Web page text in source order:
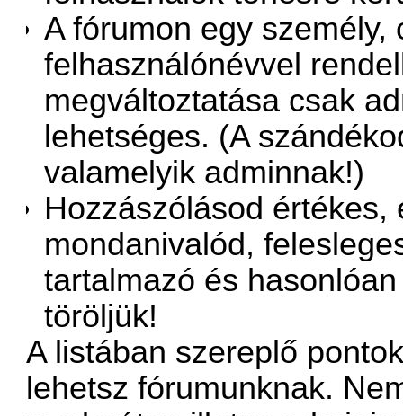
A fórumon egy személy,
felhasználónévvel
megváltoztatása csak
lehetséges. (A
valamelyik adminnak!)
Hozzászólásod
mondanivalód,
tartalmazó és
töröljük!
A listában szereplő
lehetsz fórumunknak.